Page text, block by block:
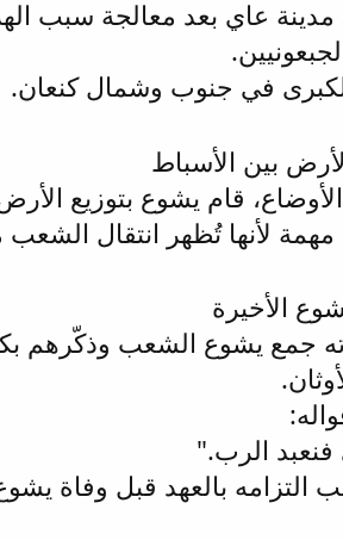
مدينة عاي بعد معالجة سبب
في جنوب وشمال كنعان.
بين الأسباط
قام يشوع بتوزيع
لأنها تُظهر انتقال الشعب
الأخيرة
جمع يشوع الشعب وذكّرهم
فنعبد الرب."
التزامه بالعهد قبل وفاة